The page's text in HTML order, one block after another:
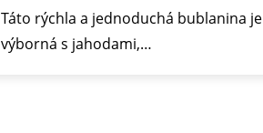
Táto rýchla a jednoduchá bublanina je
výborná s jahodami,…